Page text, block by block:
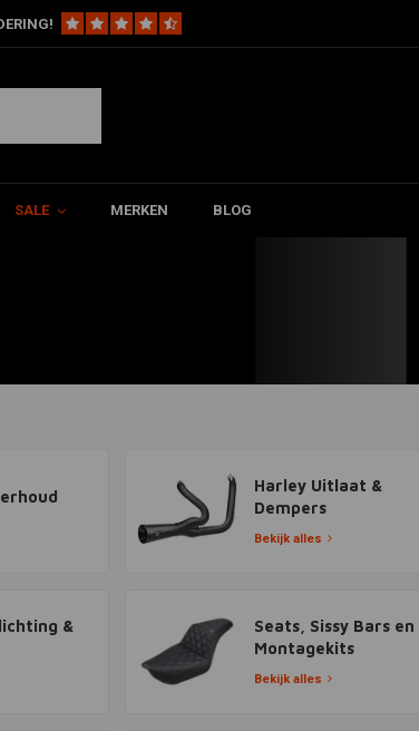
SALE MERKEN BLOG
je hier!
de
Harley Uitlaat &
Dempers
Bekijk alles
&
Seats, Sissy Bars en
Montagekits
Bekijk alles